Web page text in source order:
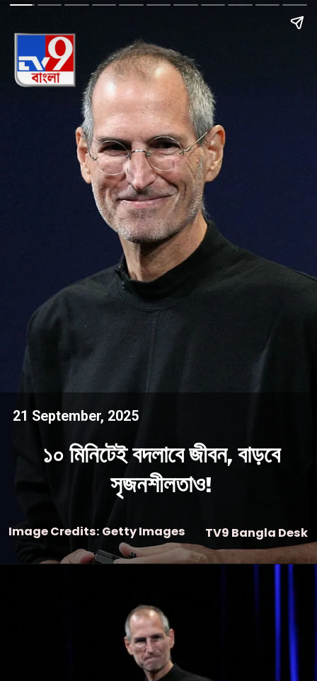
21 September, 2025
১০ মিনিটেই বদলাবে জীবন, বাড়বে
সৃজনশীলতাও!
Image Credits: Getty Images TV9 Bangla Desk